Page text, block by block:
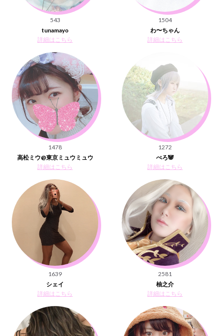
543
tunamayo
詳細はこちら
1504
わ〜ちゃん
詳細はこちら
1478
高松ミウ@東京ミュウミュウ
詳細はこちら
1272
ぺろ🐼
詳細はこちら
1639
シェイ
詳細はこちら
2581
柚之介
詳細はこちら